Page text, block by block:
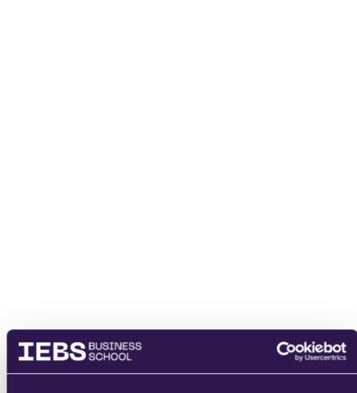
He leído y aceptolos y la
política de
privacidad.